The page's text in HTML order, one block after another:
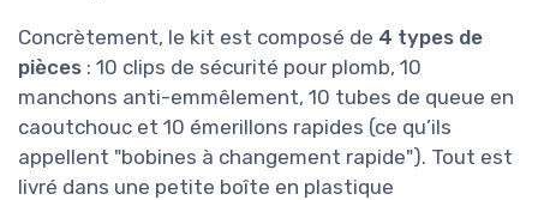
Concrètement, le kit est composé de 4 types de
pièces : 10 clips de sécurité pour plomb, 10
manchons anti-emmêlement, 10 tubes de queue en
caoutchouc et 10 émerillons rapides (ce qu’ils
appellent "bobines à changement rapide"). Tout est
livré dans une petite boîte en plastique